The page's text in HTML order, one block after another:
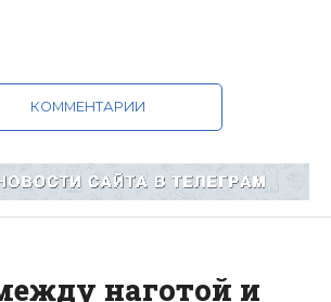
КОММЕНТАРИИ
наготой и